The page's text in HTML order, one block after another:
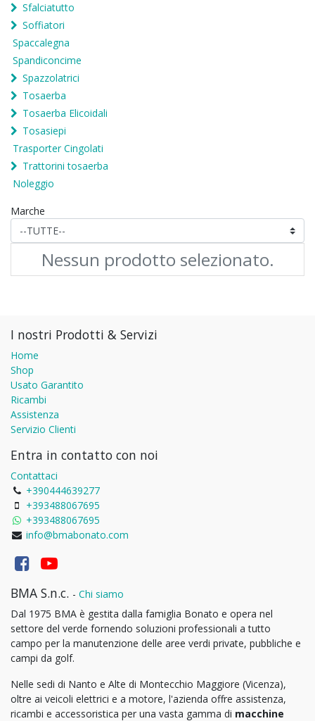
Sfalciatutto
Soffiatori
Spaccalegna
Spandiconcime
Spazzolatrici
Tosaerba
Tosaerba Elicoidali
Tosasiepi
Trasporter Cingolati
Trattorini tosaerba
Noleggio
Marche
Nessun prodotto selezionato.
I nostri Prodotti & Servizi
Home
Shop
Usato Garantito
Ricambi
Assistenza
Servizio Clienti
Entra in contatto con noi
Contattaci
+390444639277
+393488067695
+393488067695
info@bmabonato.com
BMA S.n.c. - Chi siamo
Dal 1975 BMA è gestita dalla famiglia Bonato e opera nel
settore del verde fornendo soluzioni professionali a tutto
campo per la manutenzione delle aree verdi private, pubbliche e
campi da golf.
Nelle sedi di Nanto e Alte di Montecchio Maggiore (Vicenza),
oltre ai veicoli elettrici e a motore, l'azienda offre assistenza,
ricambi e accessoristica per una vasta gamma di macchine